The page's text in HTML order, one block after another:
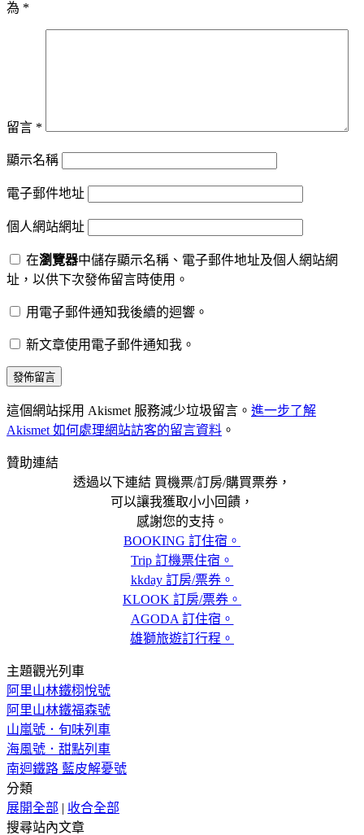
為 *
留言 *
顯示名稱
電子郵件地址
個人網站網址
在瀏覽器中儲存顯示名稱、電子郵件地址及個人網站網
址，以供下次發佈留言時使用。
用電子郵件通知我後續的迴響。
新文章使用電子郵件通知我。
這個網站採用 Akismet 服務減少垃圾留言。 進一步了解
Akismet 如何處理網站訪客的留言資料 。
贊助連結
透過以下連結 買機票/訂房/購買票券，
可以讓我獲取小小回饋，
感謝您的支持。
BOOKING 訂住宿。
Trip 訂機票住宿。
kkday 訂房/票券。
KLOOK 訂房/票券。
AGODA 訂住宿。
雄獅旅遊訂行程。
主題觀光列車
阿里山林鐵栩悅號
阿里山林鐵福森號
山嵐號．旬味列車
海風號．甜點列車
南迴鐵路 藍皮解憂號
分類
展開全部 | 收合全部
搜尋站內文章